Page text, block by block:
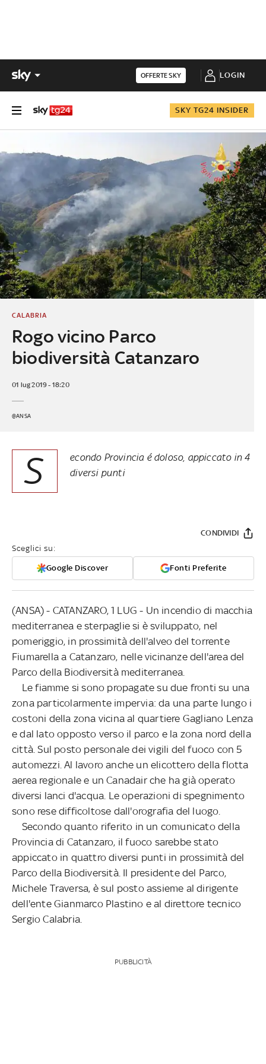
OFFERTE SKY LOGIN
SKY TG24 INSIDER
Rogo vicino Parco
biodiversità Catanzaro
CALABRIA
01 lug 2019 - 18:20
@ANSA
S
econdo Provincia é doloso, appiccato in 4
diversi punti
Sceglici su:
Google Discover Fonti Preferite
CONDIVIDI
(ANSA) - CATANZARO, 1 LUG - Un incendio di macchia
mediterranea e sterpaglie si è sviluppato, nel
pomeriggio, in prossimità dell'alveo del torrente
Fiumarella a Catanzaro, nelle vicinanze dell'area del
Parco della Biodiversità mediterranea.
Le fiamme si sono propagate su due fronti su una
zona particolarmente impervia: da una parte lungo i
costoni della zona vicina al quartiere Gagliano Lenza
e dal lato opposto verso il parco e la zona nord della
città. Sul posto personale dei vigili del fuoco con 5
automezzi. Al lavoro anche un elicottero della flotta
aerea regionale e un Canadair che ha già operato
diversi lanci d'acqua. Le operazioni di spegnimento
sono rese difficoltose dall'orografia del luogo.
Secondo quanto riferito in un comunicato della
Provincia di Catanzaro, il fuoco sarebbe stato
appiccato in quattro diversi punti in prossimità del
Parco della Biodiversità. Il presidente del Parco,
Michele Traversa, è sul posto assieme al dirigente
dell'ente Gianmarco Plastino e al direttore tecnico
Sergio Calabria.
PUBBLICITÀ